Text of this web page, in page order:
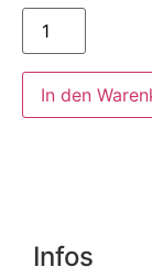
In den
Infos